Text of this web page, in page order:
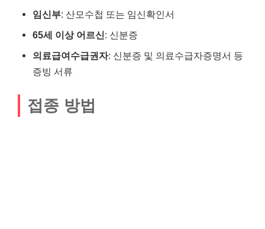
임신부: 산모수첩 또는 임신확인서
65세 이상 어르신: 신분증
의료급여수급권자: 신분증 및 의료수급자증명서 등
증빙 서류
접종 방법